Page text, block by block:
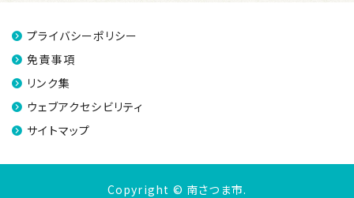
プライバシーポリシー
免責事項
リンク集
ウェブアクセシビリティ
サイトマップ
Copyright © 南さつま市.